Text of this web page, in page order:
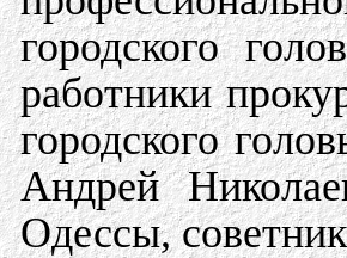
городского
работники
городского
Андрей
Одессы,